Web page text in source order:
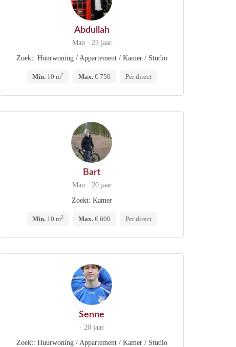
Abdullah
Man · 23 jaar
Zoekt: Huurwoning / Appartement / Kamer / Studio
Min.10 m2 Max.€ 750 Per direct
Bart
Man · 20 jaar
Zoekt: Kamer
Min.10 m2 Max.€ 600 Per direct
Senne
· 20 jaar
Zoekt: Huurwoning / Appartement / Kamer / Studio